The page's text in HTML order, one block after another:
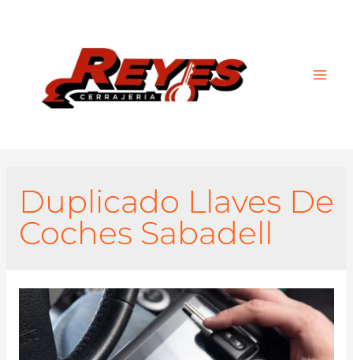
Duplicado Llaves De
Coches Sabadell